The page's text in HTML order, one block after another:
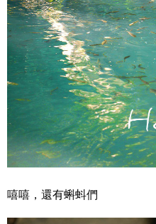
嘻嘻，還有蝌蚪們